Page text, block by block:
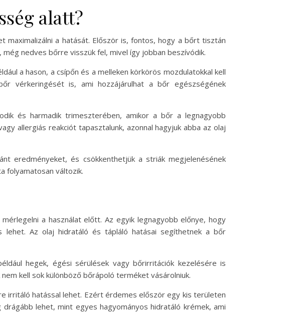
alatt?
maximalizálni a hatását. Először is, fontos, hogy a bőrt tisztán
nedves bőrre visszük fel, mivel így jobban beszívódik.
a hason, a csípőn és a melleken körkörös mozdulatokkal kell
vérkeringését is, ami hozzájárulhat a bőr egészségének
és harmadik trimeszterében, amikor a bőr a legnagyobb
allergiás reakciót tapasztalunk, azonnal hagyjuk abba az olaj
eredményeket, és csökkenthetjük a striák megjelenésének
folyamatosan változik.
a használat előtt. Az egyik legnagyobb előnye, hogy
lehet. Az olaj hidratáló és tápláló hatásai segíthetnek a bőr
hegek, égési sérülések vagy bőrirritációk kezelésére is
kell sok különböző bőrápoló terméket vásárolniuk.
irritáló hatással lehet. Ezért érdemes először egy kis területen
lehet, mint egyes hagyományos hidratáló krémek, ami